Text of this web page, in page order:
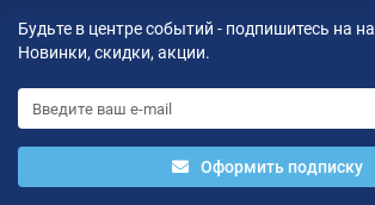
Будьте в центре событий - подпишитесь на
Новинки, скидки, акции.
Оформить подписку